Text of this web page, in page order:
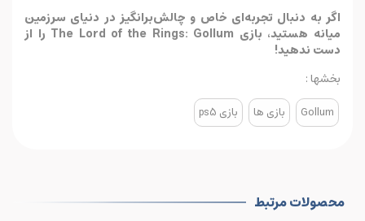
اگر به دنبال تجربه‌ای خاص و چالش‌برانگیز در دنیای سرزمین
میانه هستید، بازی The Lord of the Rings: Gollum را از
دست ندهید!
بخشها :
Gollum بازی ها بازی ps5
محصولات مرتبط